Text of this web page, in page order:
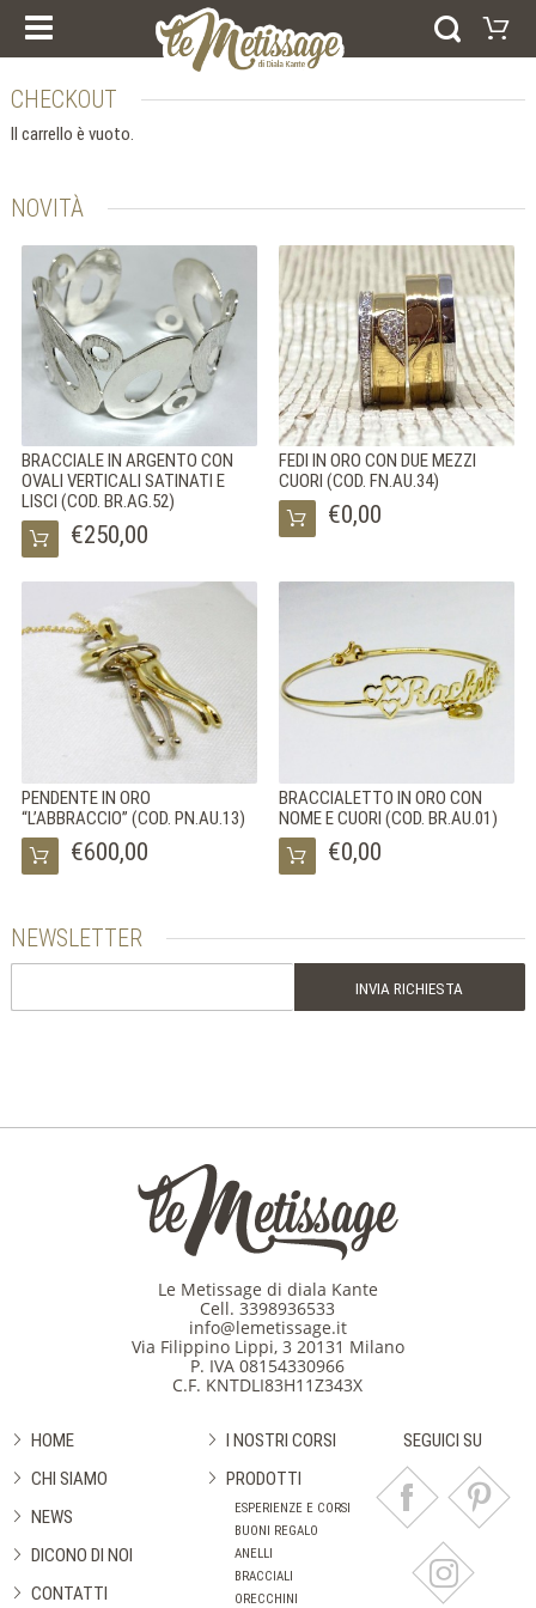
I NOSTRI CORSI
PRODOTTI
BUONI REGALO
ANELLI
BRACCIALI
COLLEZIONI
FEDI NUZIALI
ARGENTO
HOME
CHI SIAMO
DICONO DI NOI
COOKIE POLICY
SELEZIONA LA LINGUA
ENG
FRA
Carrello
CHECKOUT
Il carrello è vuoto.
NOVITÀ
BRACCIALE IN ARGENTO CON
OVALI VERTICALI SATINATI E
LISCI (COD. BR.AG.52)
€250,00
FEDI IN ORO CON DUE MEZZI
CUORI (COD. FN.AU.34)
€0,00
PENDENTE IN ORO
“L’ABBRACCIO” (COD. PN.AU.13)
€600,00
BRACCIALETTO IN ORO CON
NOME E CUORI (COD. BR.AU.01)
€0,00
NEWSLETTER
Le Metissage di diala Kante
Cell.3398936533
info@lemetissage.it
Via Filippino Lippi, 3 20131 Milano
P. IVA 08154330966
C.F. KNTDLI83H11Z343X
HOME
CHI SIAMO
NEWS
DICONO DI NOI
CONTATTI
I NOSTRI CORSI
PRODOTTI
ESPERIENZE E CORSI
BUONI REGALO
ANELLI
BRACCIALI
ORECCHINI
SEGUICI SU